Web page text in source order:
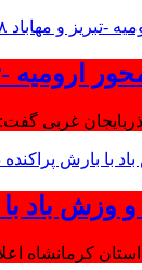
-تبریز و
غربی گفت: بر
باد با
کرمانشاه